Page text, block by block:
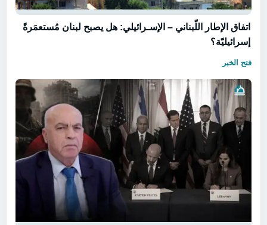
اتفاق الإطار اللّبناني – الإسـرائيلي: هل يصبح لبنان مُستعمَرةً
إسرائيليّة؟
فتح الخبر